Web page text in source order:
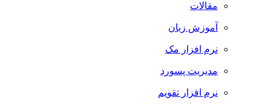
مقالات
آموزش زبان
نرم افزار مک
مدیریت پسورد
نرم افزار تقویم